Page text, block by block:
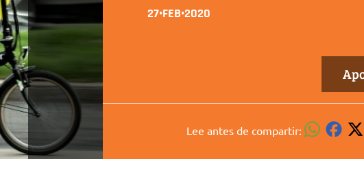
27•FEB•2020
Lee antes de compartir: